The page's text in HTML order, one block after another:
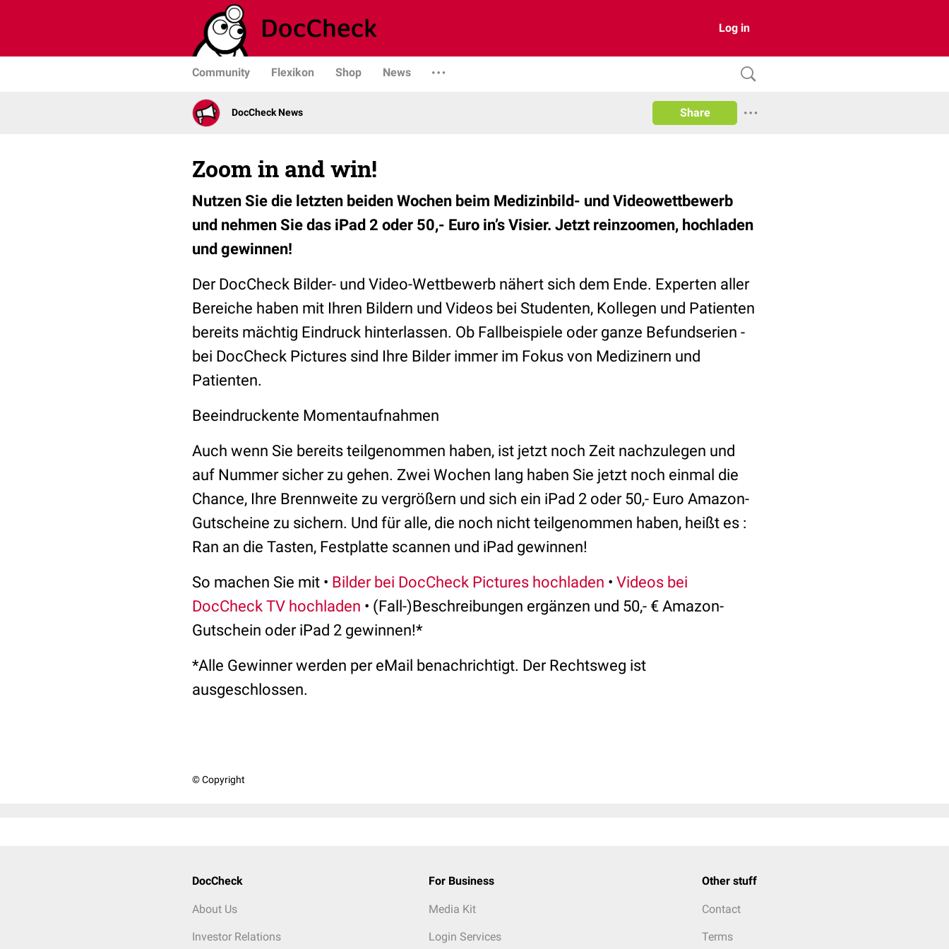
Log in
Community Flexikon Shop News
DocCheck News Share
Zoom in and win!
Nutzen Sie die letzten beiden Wochen beim Medizinbild- und Videowettbewerb
und nehmen Sie das iPad 2 oder 50,- Euro in’s Visier. Jetzt reinzoomen, hochladen
und gewinnen!
Der DocCheck Bilder- und Video-Wettbewerb nähert sich dem Ende. Experten aller
Bereiche haben mit Ihren Bildern und Videos bei Studenten, Kollegen und Patienten
bereits mächtig Eindruck hinterlassen. Ob Fallbeispiele oder ganze Befundserien -
bei DocCheck Pictures sind Ihre Bilder immer im Fokus von Medizinern und
Patienten.
Beeindruckente Momentaufnahmen
Auch wenn Sie bereits teilgenommen haben, ist jetzt noch Zeit nachzulegen und
auf Nummer sicher zu gehen. Zwei Wochen lang haben Sie jetzt noch einmal die
Chance, Ihre Brennweite zu vergrößern und sich ein iPad 2 oder 50,- Euro Amazon-
Gutscheine zu sichern. Und für alle, die noch nicht teilgenommen haben, heißt es :
Ran an die Tasten, Festplatte scannen und iPad gewinnen!
So machen Sie mit • Bilder bei DocCheck Pictures hochladen • Videos bei
DocCheck TV hochladen • (Fall-)Beschreibungen ergänzen und 50,- € Amazon-
Gutschein oder iPad 2 gewinnen!*
*Alle Gewinner werden per eMail benachrichtigt. Der Rechtsweg ist
ausgeschlossen.
© Copyright
DocCheck
About Us
Investor Relations
For Business
Media Kit
Login Services
Other stuff
Contact
Terms